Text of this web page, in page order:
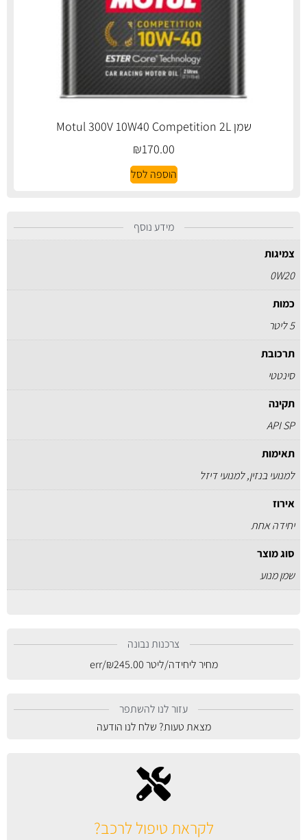
לקראת טיפול לרכב?
שמן Motul 300V 10W40 Competition 2L
₪170.00
הוספה לסל
מידע נוסף
צמיגות
0W20
כמות
5 ליטר
תרכובת
סינטטי
תקינה
API SP
תאימות
למנועי בנזין, למנועי דיזל
אירוז
יחידה אחת
סוג מוצר
שמן מנוע
צרכנות נבונה
מחיר ליחידה/ליטר
₪245.00
/err
עזור לנו להשתפר
מצאת טעות? שלח לנו הודעה